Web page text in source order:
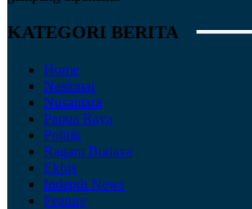
KATEGORI BERITA
Home
Nasional
Nusantara
Papua Raya
Politik
Ragam Budaya
Ekbis
Indepth News
Feature